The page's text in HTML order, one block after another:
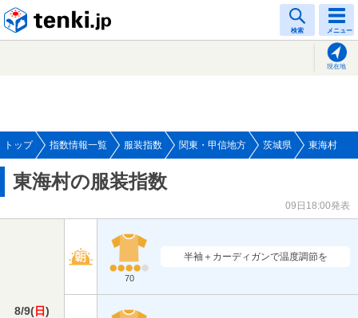
検索 メニュー
現在地
トップ 指数情報一覧 服装指数 関東・甲信地方 茨城県 東海村
東海村の服装指数
09日18:00発表
8/9(日)
70
半袖＋カーディガンで温度調節を